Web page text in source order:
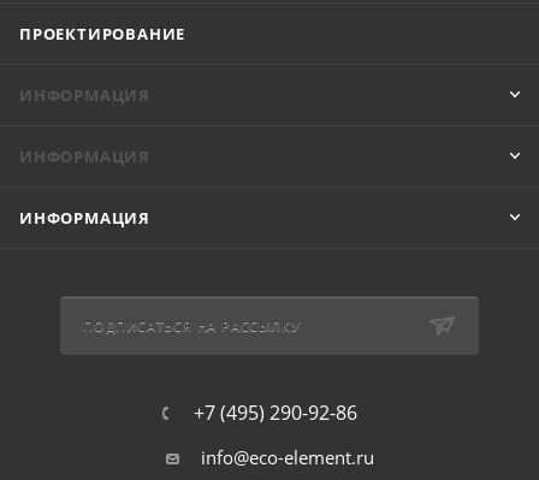
ПРОЕКТИРОВАНИЕ
ИНФОРМАЦИЯ
ИНФОРМАЦИЯ
ИНФОРМАЦИЯ
ПОДПИСАТЬСЯ НА РАССЫЛКУ
+7 (495) 290-92-86
info@eco-element.ru